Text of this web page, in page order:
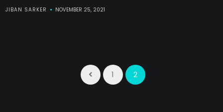
JIBAN SARKER NOVEMBER 25, 2021
1 2